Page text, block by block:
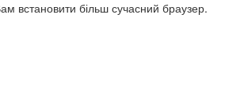
встановити більш сучасний браузер.